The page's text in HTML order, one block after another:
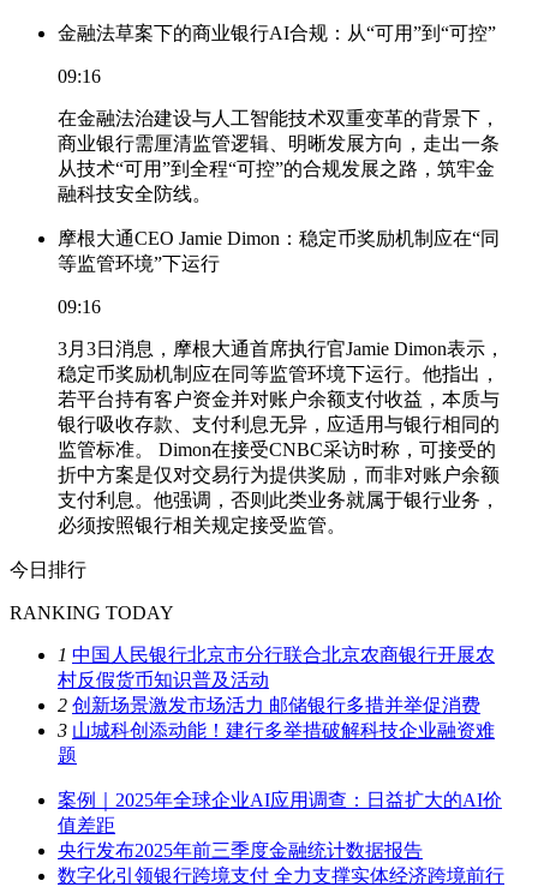
金融法草案下的商业银行AI合规：从“可用”到“可控”
09:16
在金融法治建设与人工智能技术双重变革的背景下，
商业银行需厘清监管逻辑、明晰发展方向，走出一条
从技术“可用”到全程“可控”的合规发展之路，筑牢金
融科技安全防线。
摩根大通CEO Jamie Dimon：稳定币奖励机制应在“同
等监管环境”下运行
09:16
3月3日消息，摩根大通首席执行官Jamie Dimon表示，
稳定币奖励机制应在同等监管环境下运行。他指出，
若平台持有客户资金并对账户余额支付收益，本质与
银行吸收存款、支付利息无异，应适用与银行相同的
监管标准。 Dimon在接受CNBC采访时称，可接受的
折中方案是仅对交易行为提供奖励，而非对账户余额
支付利息。他强调，否则此类业务就属于银行业务，
必须按照银行相关规定接受监管。
今日排行
RANKING TODAY
1 中国人民银行北京市分行联合北京农商银行开展农
村反假货币知识普及活动
2 创新场景激发市场活力 邮储银行多措并举促消费
3 山城科创添动能！建行多举措破解科技企业融资难
题
案例｜2025年全球企业AI应用调查：日益扩大的AI价
值差距
央行发布2025年前三季度金融统计数据报告
数字化引领银行跨境支付 全力支撑实体经济跨境前行